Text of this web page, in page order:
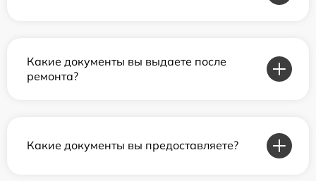
Какие документы вы выдаете после
ремонта?
Какие документы вы предоставляете?